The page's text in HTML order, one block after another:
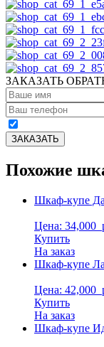
ЗАКАЗАТЬ
Похожие
Шкаф-купе
Цена: 34,000
Купить
На заказ
Шкаф-купе
Цена: 42,000
Купить
На заказ
Шкаф-купе